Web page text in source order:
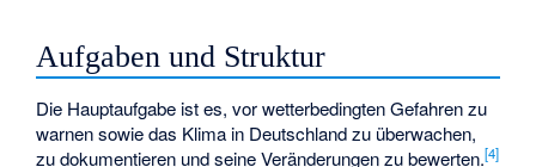
Aufgaben und Struktur
Die Hauptaufgabe ist es, vor wetterbedingten Gefahren zu
warnen sowie das Klima in Deutschland zu überwachen,
zu dokumentieren und seine Veränderungen zu bewerten.[4]